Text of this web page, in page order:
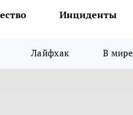
Инциденты
Лайфхак В мире